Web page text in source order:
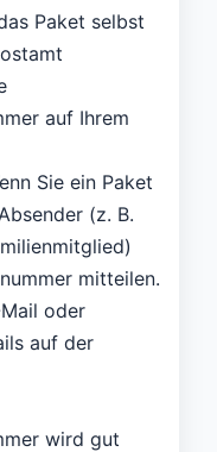
Paket selbst
auf Ihrem
Sie ein Paket
(z. B.
mitteilen.
oder
auf der
wird gut